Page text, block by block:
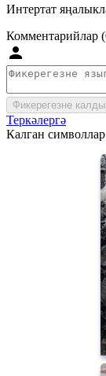
Интертат
Комментарийлар
Фикерегезне
Теркәлергә
Калган